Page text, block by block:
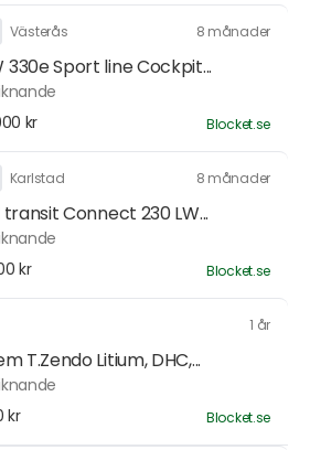
Västerås 8 månader
330e Sport line Cockpit...
kr
Blocket.se
Karlstad 8 månader
Connect 230 LW...
kr
Blocket.se
1 år
T.Zendo Litium, DHC,...
kr
Blocket.se